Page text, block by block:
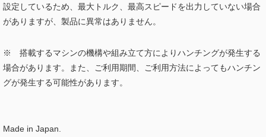
設定しているため、最大トルク、最高スピードを出力していない場合
がありますが、製品に異常はありません。
※ 搭載するマシンの機構や組み立て方によりハンチングが発生する
場合があります。また、ご利用期間、ご利用方法によってもハンチン
グが発生する可能性があります。
Made in Japan.